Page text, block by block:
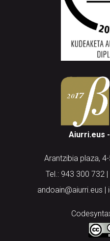
Aiurri.eus
Arantzibia plaza,
Tel.: 943 300 732
andoain@aiurri.eus |